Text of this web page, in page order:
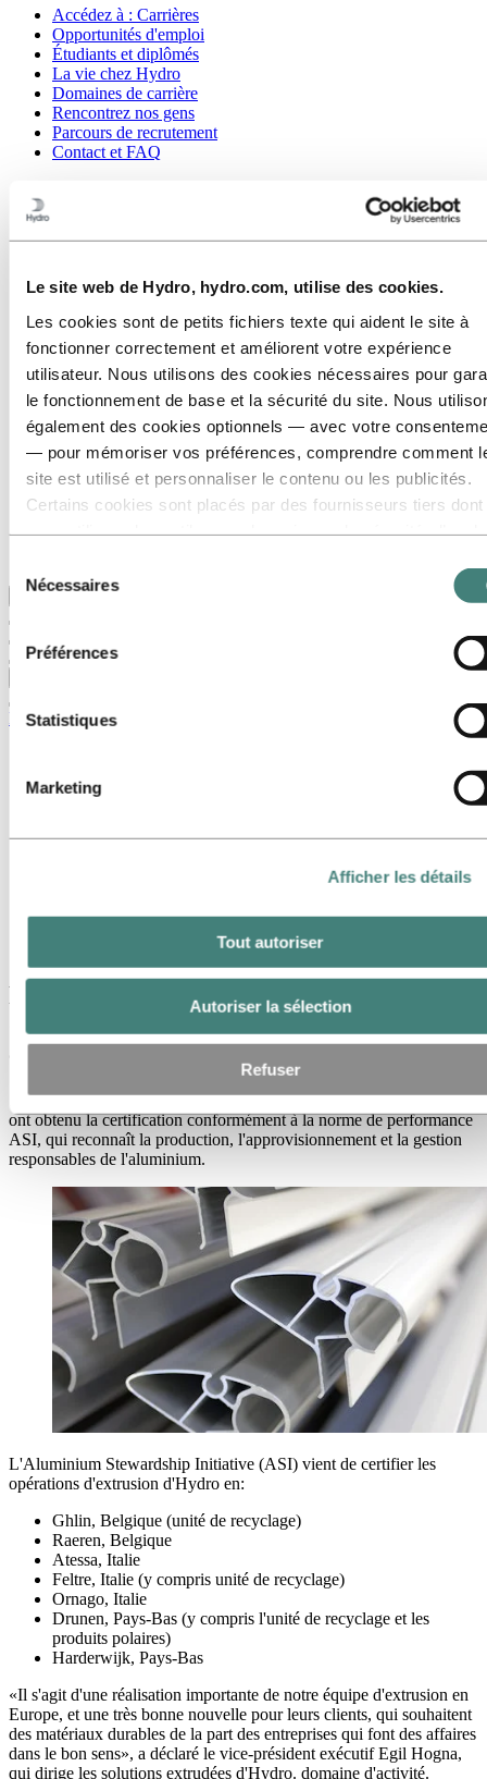
Le site web de Hydro, hydro.com, utilise des cookies.
Les cookies sont de petits fichiers texte qui aident le site à
fonctionner correctement et améliorent votre expérience
utilisateur. Nous utilisons des cookies nécessaires pour
le fonctionnement de base et la sécurité du site. Nous
également des cookies optionnels — avec votre
— pour mémoriser vos préférences, comprendre comment
site est utilisé et personnaliser le contenu ou les publicités.
Certains cookies sont placés par des fournisseurs tiers dont
collectées lors de votre utilisation de notre site avec d’autres
données que vous leur avez fournies ou qu’ils ont collectées
comme responsable d’un cookie tiers est le Responsable du
correspondants. Vous pouvez consulter ces tiers dans la
du Nécessaires
Préférences
Statistiques
Marketing
Afficher les détails
Tout autoriser
Autoriser la sélection
Refuser
Accédez à : Carrières
Opportunités d'emploi
Étudiants et diplômés
La vie chez Hydro
Domaines de carrière
Rencontrez nos gens
Parcours de recrutement
Contact et FAQ
Contacts médias
Hydro en bref
Galerie multimédia
Voici Hydro
Les industries qui comptent
Notre but et nos valeurs
Belgique
Pays-Bas
Luxembourg
Corporate governance
Approvisionnement
Retour au menu principal
Médias
Abonnement aux actualités
Thèmes sur l'agenda
Plus de sites d'extrusion
d'hydroaluminium obtiennent la
certification ASI
Sept autres opérations d'extrusion d'aluminium d'Hydro en Europe
ont obtenu la certification conformément à la norme de performance
ASI, qui reconnaît la production, l'approvisionnement et la gestion
responsables de l'aluminium.
L'Aluminium Stewardship Initiative (ASI) vient de certifier les
opérations d'extrusion d'Hydro en:
Ghlin, Belgique (unité de recyclage)
Raeren, Belgique
Atessa, Italie
Feltre, Italie (y compris unité de recyclage)
Ornago, Italie
Drunen, Pays-Bas (y compris l'unité de recyclage et les
produits polaires)
Harderwijk, Pays-Bas
«Il s'agit d'une réalisation importante de notre équipe d'extrusion en
Europe, et une très bonne nouvelle pour leurs clients, qui souhaitent
des matériaux durables de la part des entreprises qui font des affaires
dans le bon sens», a déclaré le vice-président exécutif Egil Hogna,
qui dirige les solutions extrudées d'Hydro. domaine d'activité.